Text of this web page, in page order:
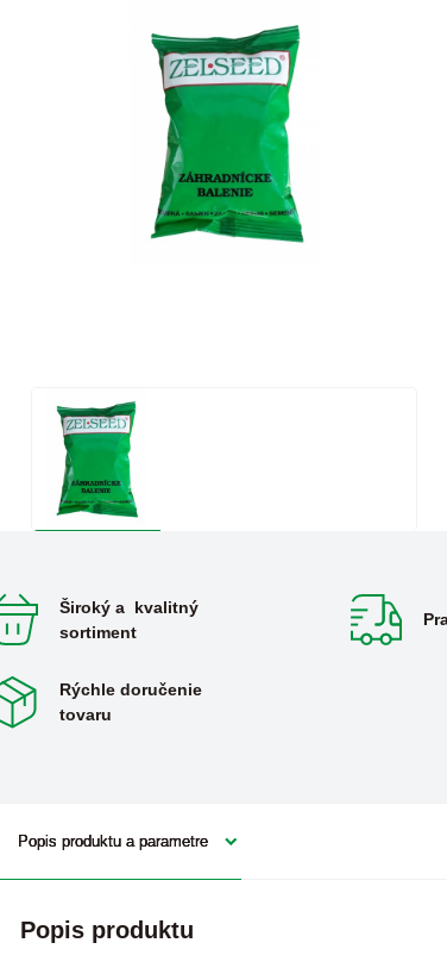
Široký a kvalitný
sortiment
Rýchle doručenie
tovaru
Popis produktu a parametre
Popis produktu